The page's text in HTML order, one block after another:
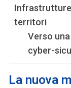
territori
Verso
cyber-
La nuova